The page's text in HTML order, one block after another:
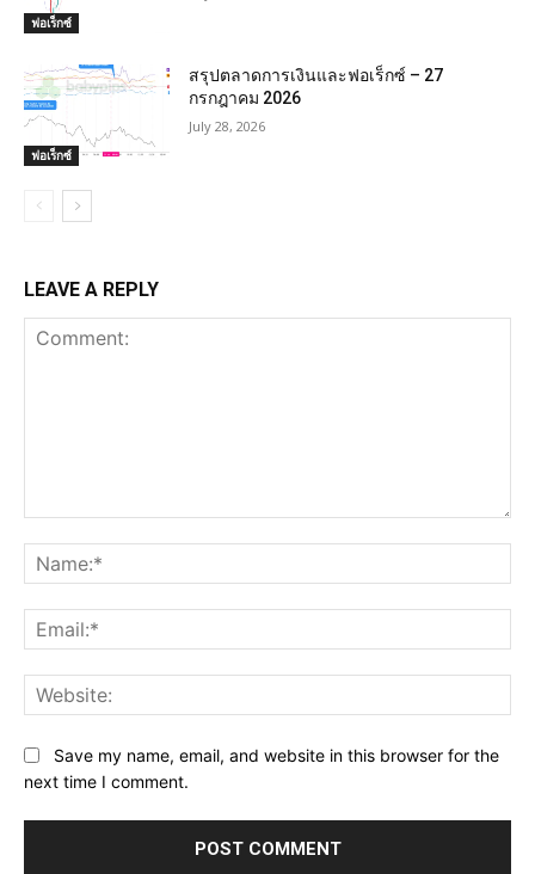
ฟอเร็กซ์
ฟอเร็กซ์
สรุปตลาดการเงินและฟอเร็กซ์ – 27
กรกฎาคม 2026
July 28, 2026
LEAVE A REPLY
Save my name, email, and website in this browser for the
next time I comment.